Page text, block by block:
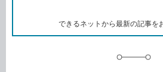
ク
できるネットから最新の記事を